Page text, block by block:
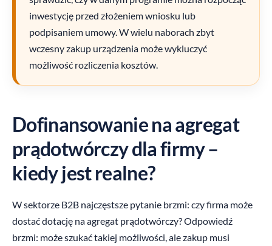
inwestycję przed złożeniem wniosku lub
podpisaniem umowy. W wielu naborach zbyt
wczesny zakup urządzenia może wykluczyć
możliwość rozliczenia kosztów.
Dofinansowanie na agregat
prądotwórczy dla firmy –
kiedy jest realne?
W sektorze B2B najczęstsze pytanie brzmi: czy firma może
dostać dotację na agregat prądotwórczy? Odpowiedź
brzmi: może szukać takiej możliwości, ale zakup musi